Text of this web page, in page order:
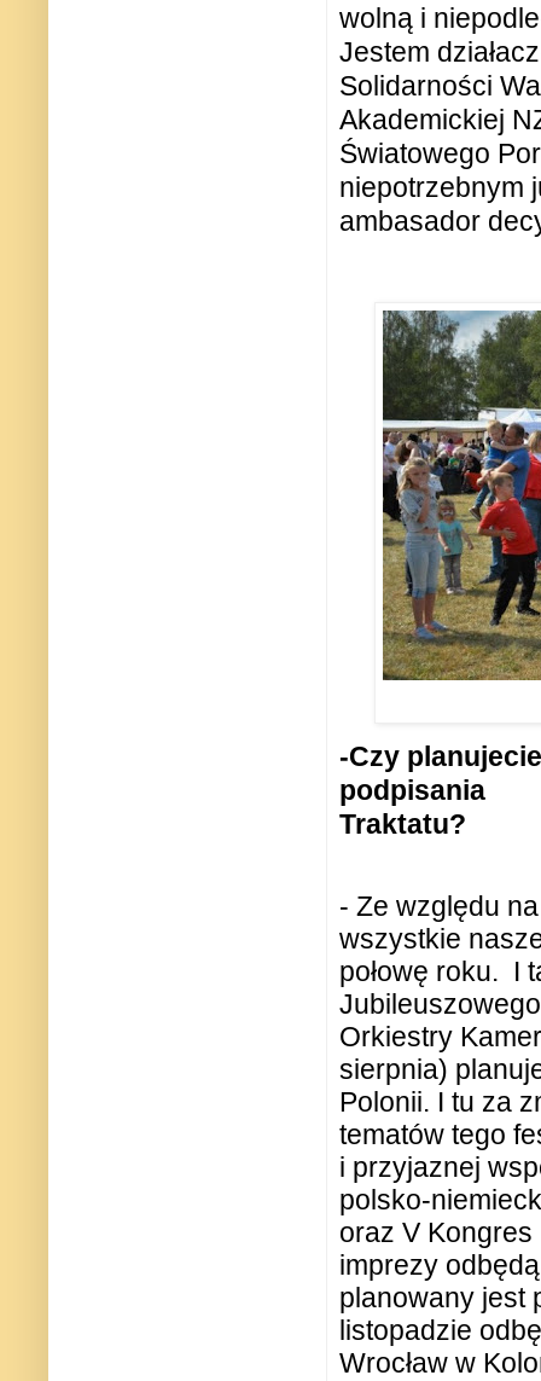
wolną i
Jestem
Solidarności
Akademickiej
Światowego
niepotrzebnym
ambasador
-Czy
podpisania
Traktatu?
- Ze względu
wszystkie
połowę roku. I
Orkiestry
sierpnia)
Polonii. I tu za
tematów tego
i przyjaznej
polsko-
oraz V
imprezy
planowany jest
listopadzie
Wrocław w